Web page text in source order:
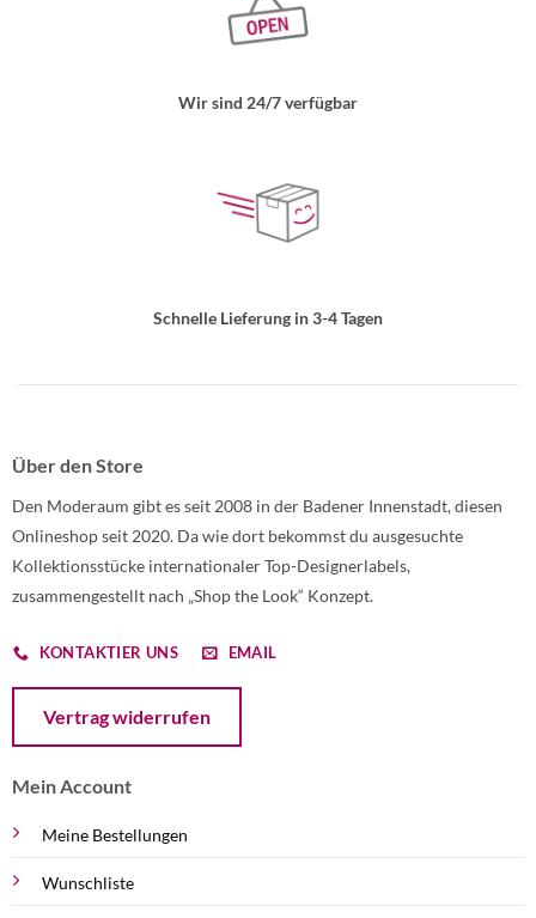
Wir sind 24/7 verfügbar
Schnelle Lieferung in 3-4 Tagen
Über den Store
Den Moderaum gibt es seit 2008 in der Badener Innenstadt, diesen
Onlineshop seit 2020. Da wie dort bekommst du ausgesuchte
Kollektionsstücke internationaler Top-Designerlabels,
zusammengestellt nach „Shop the Look“ Konzept.
KONTAKTIER UNS EMAIL
Vertrag widerrufen
Mein Account
Meine Bestellungen
Wunschliste